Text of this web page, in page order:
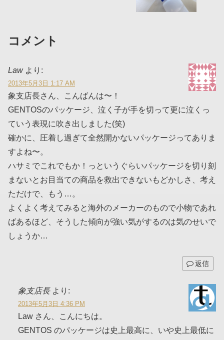
コメント
Law より:
2013年5月3日 1:17 AM
象支店長さん、こんばんは〜！
GENTOSのパッケージ、泣く子が手を切って更に泣くっ
ていう表現に吹き出しました(笑)
確かに、圧着し過ぎて全然開かないパッケージってありま
すよね〜。
ハサミでこれでもか！っというぐらいパッケージを切り刻
まないとお目当ての商品を救出できないもどかしさ、考え
ただけで、もう…。
よくよく考えてみると海外のメーカーのもので小物であれ
ばあるほど、そうした傾向が強い気がするのは気のせいで
しょうか…
返信
象支店長 より:
2013年5月3日 4:36 PM
Law さん、こんにちは。
GENTOS のパッケージは史上最高に、いや史上最低に